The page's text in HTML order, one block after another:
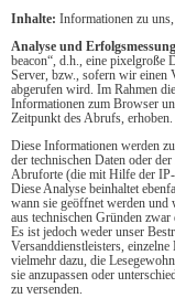
Inhalte: Informationen zu
Analyse und Erfolgsmessung
beacon“, d.h., eine pixelgroße
Server, bzw., sofern wir einen
abgerufen wird. Im Rahmen
Informationen zum Browser
Zeitpunkt des Abrufs, erhoben.
Diese Informationen werden
der technischen Daten oder
Abruforte (die mit Hilfe der IP-
Diese Analyse beinhaltet
wann sie geöffnet werden
aus technischen Gründen
Es ist jedoch weder unser
Versanddienstleisters,
vielmehr dazu, die
sie anzupassen oder
zu versenden.